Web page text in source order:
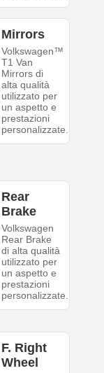
Mirrors
Volkswagen™
T1 Van
Mirrors di
alta qualità
utilizzato per
un aspetto e
prestazioni
personalizzate.
Rear
Brake
Volkswagen
Rear Brake
di alta qualità
utilizzato per
un aspetto e
prestazioni
personalizzate.
F. Right
Wheel